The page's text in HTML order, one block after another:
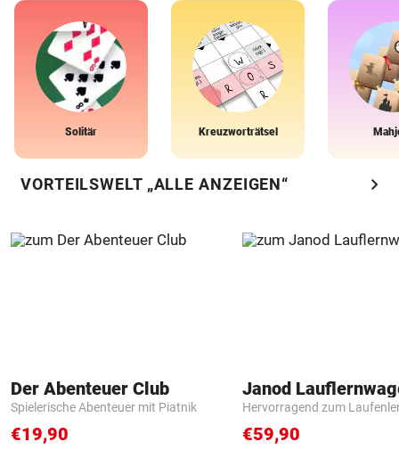
Solitär Kreuzworträtsel
VORTEILSWELT „ALLE ANZEIGEN“ chevron_right
Der Abenteuer Club
Spielerische Abenteuer mit Piatnik
€19,90
Janod
Hervorragend zum
€59,90